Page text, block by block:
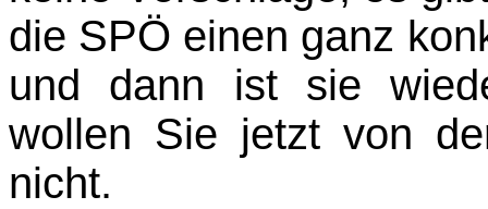
die SPÖ einen ganz
und dann ist sie
wollen Sie jetzt von
nicht.